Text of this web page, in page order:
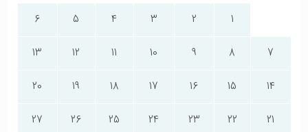
1
2
3
4
5
6
7
8
9
10
11
12
13
14
15
16
17
18
19
20
21
22
23
24
25
26
27